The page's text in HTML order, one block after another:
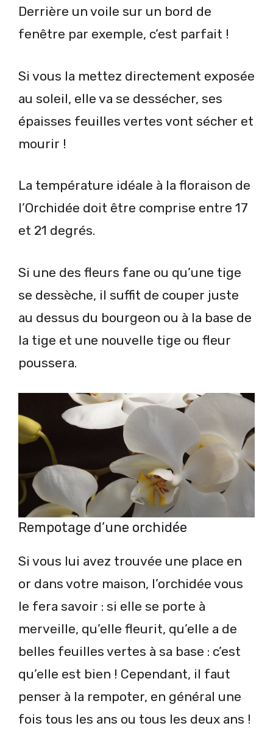
Derrière un voile sur un bord de
fenêtre par exemple, c’est parfait !
Si vous la mettez directement exposée
au soleil, elle va se dessécher, ses
épaisses feuilles vertes vont sécher et
mourir !
La température idéale à la floraison de
l’Orchidée doit être comprise entre 17
et 21 degrés.
Si une des fleurs fane ou qu’une tige
se dessèche, il suffit de couper juste
au dessus du bourgeon ou à la base de
la tige et une nouvelle tige ou fleur
poussera.
Rempotage d’une orchidée
Si vous lui avez trouvée une place en
or dans votre maison, l’orchidée vous
le fera savoir : si elle se porte à
merveille, qu’elle fleurit, qu’elle a de
belles feuilles vertes à sa base : c’est
qu’elle est bien ! Cependant, il faut
penser à la rempoter, en général une
fois tous les ans ou tous les deux ans !